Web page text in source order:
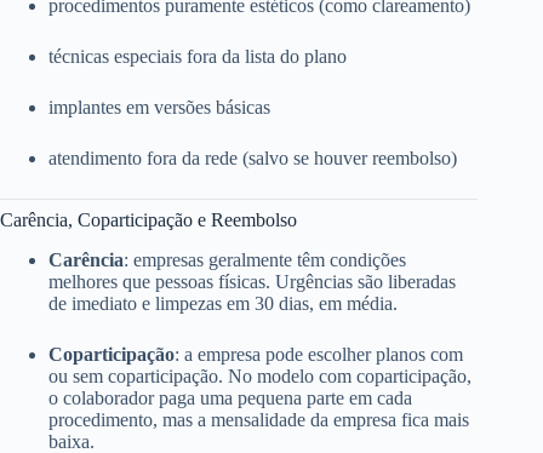
procedimentos puramente estéticos (como clareamento)
técnicas especiais fora da lista do plano
implantes em versões básicas
atendimento fora da rede (salvo se houver reembolso)
Carência, Coparticipação e Reembolso
Carência: empresas geralmente têm condições
melhores que pessoas físicas. Urgências são liberadas
de imediato e limpezas em 30 dias, em média.
Coparticipação: a empresa pode escolher planos com
ou sem coparticipação. No modelo com coparticipação,
o colaborador paga uma pequena parte em cada
procedimento, mas a mensalidade da empresa fica mais
baixa.